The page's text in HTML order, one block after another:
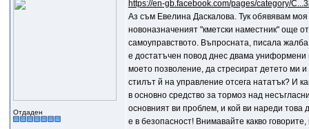
Отдаден
https://en-gb.facebook.com/pages/category/
Аз съм Евелина Даскалова. Тук обявявам
новоназначеният "кметски наместник" още
самоуправството. Въпросната, писала
е достатъчен повод днес двама униформени
моето позволение, да стресират детето ми
стилът й на управление отсега нататък? И
в основно средство за тормоз над
основният ви проблем, и кой ви нареди
е в безопасност! Внимавайте какво